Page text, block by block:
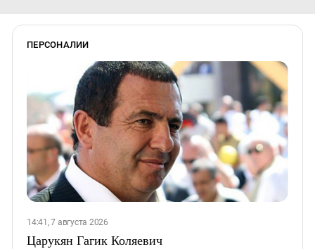
ПЕРСОНАЛИИ
14:41, 7 августа 2026
Царукян Гагик Коляевич